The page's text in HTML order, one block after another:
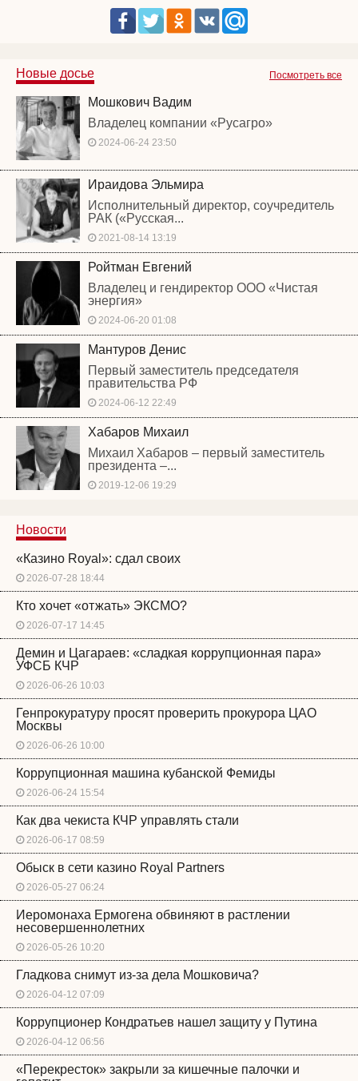
Посмотреть все
Новые досье
Мошкович Вадим
Владелец компании «Русагро»
2024-06-24 23:50
Ираидова Эльмира
Исполнительный директор, соучредитель
РАК («Русская...
2021-08-14 13:19
Ройтман Евгений
Владелец и гендиректор ООО «Чистая
энергия»
2024-06-20 01:08
Мантуров Денис
Первый заместитель председателя
правительства РФ
2024-06-12 22:49
Хабаров Михаил
Михаил Хабаров – первый заместитель
президента –...
2019-12-06 19:29
Новости
«Казино Royal»: сдал своих
2026-07-28 18:44
Кто хочет «отжать» ЭКСМО?
2026-07-17 14:45
Демин и Цагараев: «сладкая коррупционная пара»
УФСБ КЧР
2026-06-26 10:03
Генпрокуратуру просят проверить прокурора ЦАО
Москвы
2026-06-26 10:00
Коррупционная машина кубанской Фемиды
2026-06-24 15:54
Как два чекиста КЧР управлять стали
2026-06-17 08:59
Обыск в сети казино Royal Partners
2026-05-27 06:24
Иеромонаха Ермогена обвиняют в растлении
несовершеннолетних
2026-05-26 10:20
Гладкова снимут из-за дела Мошковича?
2026-04-12 07:09
Коррупционер Кондратьев нашел защиту у Путина
2026-04-12 06:56
«Перекресток» закрыли за кишечные палочки и